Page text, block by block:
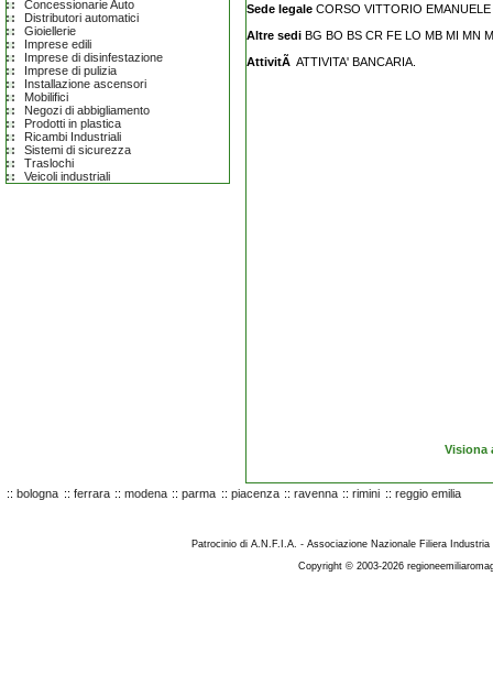
Concessionarie Auto
Distributori automatici
Gioiellerie
Imprese edili
Imprese di disinfestazione
Imprese di pulizia
Installazione ascensori
Mobilifici
Negozi di abbigliamento
Prodotti in plastica
Ricambi Industriali
Sistemi di sicurezza
Traslochi
Veicoli industriali
Sede legale CORSO VITTORIO
Altre sedi BG BO BS CR FE LO MB MI MN
AttivitÃ ATTIVITA' BANCARIA.
Visiona
:: bologna :: ferrara :: modena :: parma :: piacenza :: ravenna :: rimini :: reggio emilia
Patrocinio di A.N.F.I.A. - Associazione Nazionale Filiera
Copyright © 2003-2026